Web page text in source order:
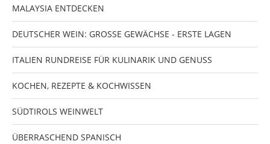
MALAYSIA ENTDECKEN
DEUTSCHER WEIN: GROSSE GEWÄCHSE - ERSTE LAGEN
ITALIEN RUNDREISE FÜR KULINARIK UND GENUSS
KOCHEN, REZEPTE & KOCHWISSEN
SÜDTIROLS WEINWELT
ÜBERRASCHEND SPANISCH